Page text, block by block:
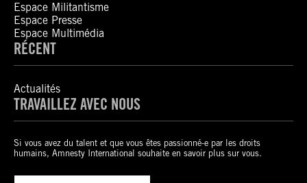
Espace Militantisme
Espace Presse
Espace Multimédia
RÉCENT
Actualités
TRAVAILLEZ AVEC NOUS
Si vous avez du talent et que vous êtes passionné-e par les droits
humains, Amnesty International souhaite en savoir plus sur vous.